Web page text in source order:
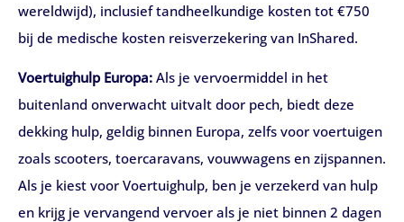
wereldwijd), inclusief tandheelkundige kosten tot €750
bij de medische kosten reisverzekering van InShared.
Voertuighulp Europa: Als je vervoermiddel in het
buitenland onverwacht uitvalt door pech, biedt deze
dekking hulp, geldig binnen Europa, zelfs voor voertuigen
zoals scooters, toercaravans, vouwwagens en zijspannen.
Als je kiest voor Voertuighulp, ben je verzekerd van hulp
en krijg je vervangend vervoer als je niet binnen 2 dagen